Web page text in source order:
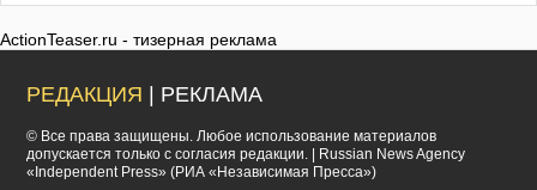
ActionTeaser.ru - тизерная реклама
РЕДАКЦИЯ | РЕКЛАМА
© Все права защищены. Любое использование материалов
допускается только с согласия редакции. | Russian News Agency
«Independent Press» (РИА «Независимая Пресса»)